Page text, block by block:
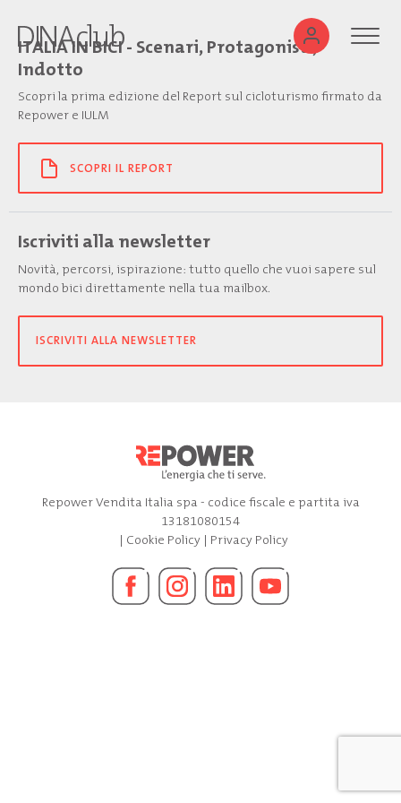
ITALIA IN BICI - Scenari, Protagonisti,
Indotto
Scopri la prima edizione del Report sul cicloturismo firmato da
Repower e IULM
SCOPRI IL REPORT
Iscriviti alla newsletter
Novità, percorsi, ispirazione: tutto quello che vuoi sapere sul
mondo bici direttamente nella tua mailbox.
ISCRIVITI ALLA NEWSLETTER
Repower Vendita Italia spa - codice fiscale e partita iva
13181080154
| Cookie Policy| Privacy Policy